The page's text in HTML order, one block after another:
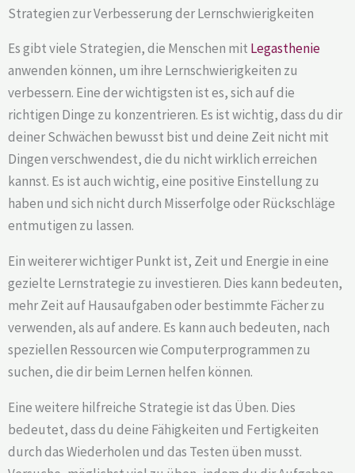
Strategien zur Verbesserung der Lernschwierigkeiten
Es gibt viele Strategien, die Menschen mit Legasthenie
anwenden können, um ihre Lernschwierigkeiten zu
verbessern. Eine der wichtigsten ist es, sich auf die
richtigen Dinge zu konzentrieren. Es ist wichtig, dass du dir
deiner Schwächen bewusst bist und deine Zeit nicht mit
Dingen verschwendest, die du nicht wirklich erreichen
kannst. Es ist auch wichtig, eine positive Einstellung zu
haben und sich nicht durch Misserfolge oder Rückschläge
entmutigen zu lassen.
Ein weiterer wichtiger Punkt ist, Zeit und Energie in eine
gezielte Lernstrategie zu investieren. Dies kann bedeuten,
mehr Zeit auf Hausaufgaben oder bestimmte Fächer zu
verwenden, als auf andere. Es kann auch bedeuten, nach
speziellen Ressourcen wie Computerprogrammen zu
suchen, die dir beim Lernen helfen können.
Eine weitere hilfreiche Strategie ist das Üben. Dies
bedeutet, dass du deine Fähigkeiten und Fertigkeiten
durch das Wiederholen und das Testen üben musst.